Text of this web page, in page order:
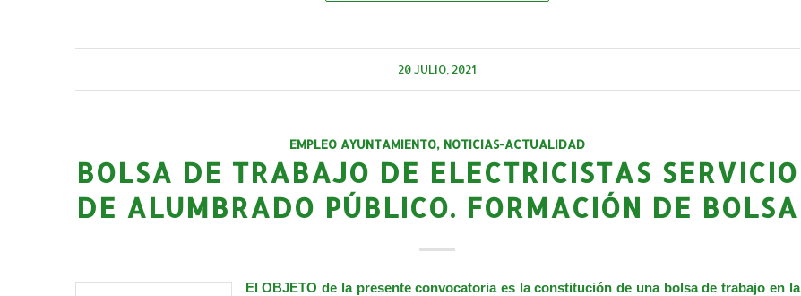
20 JULIO, 2021
EMPLEO AYUNTAMIENTO, NOTICIAS-ACTUALIDAD
BOLSA DE TRABAJO DE ELECTRICISTAS SERVICIO
DE ALUMBRADO PÚBLICO. FORMACIÓN DE BOLSA
El OBJETO de la presente convocatoria es la constitución de una bolsa de trabajo en la